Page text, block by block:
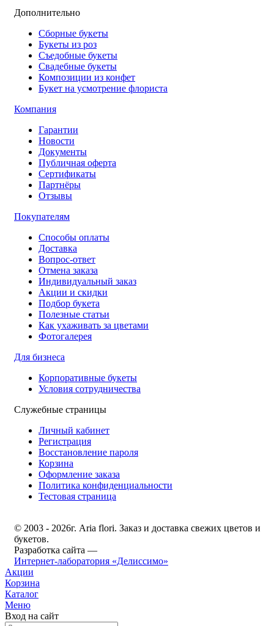
Дополнительно
Сборные букеты
Букеты из роз
Съедобные букеты
Свадебные букеты
Композиции из конфет
Букет на усмотрение флориста
Компания
Гарантии
Новости
Документы
Публичная оферта
Сертификаты
Партнёры
Отзывы
Покупателям
Способы оплаты
Доставка
Вопрос-ответ
Отмена заказа
Индивидуальный заказ
Акции и скидки
Подбор букета
Полезные статьи
Как ухаживать за цветами
Фотогалерея
Для бизнеса
Корпоративные букеты
Условия сотрудничества
Служебные страницы
Личный кабинет
Регистрация
Восстановление пароля
Корзина
Оформление заказа
Политика конфиденциальности
Тестовая страница
© 2003 - 2026г. Aria flori. Заказ и доставка свежих цветов и
букетов.
Разработка сайта —
Интернет-лаборатория «Делиссимо»
Акции
Корзина
Каталог
Меню
Вход на сайт